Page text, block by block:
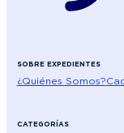
SOBRE EXPEDIENTES
¿Quiénes Somos?
CATEGORÍAS